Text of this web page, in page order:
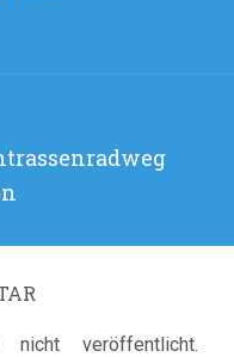
nicht veröffentlicht.